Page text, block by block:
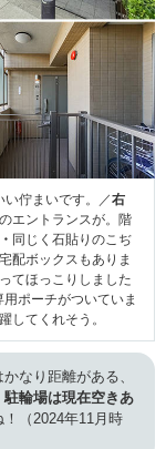
佇まいです。／右
エントランスが。階
同じく石貼りのこぢ
配ボックスもありま
てほっこりしました
ポーチがついていま
してくれそう。
なり距離がある、
駐輪場は現在空きあ
（2024年11月時